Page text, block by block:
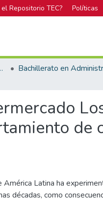
Repositorio TEC? Políticas
Empresa
de
Latina ha
décadas, como